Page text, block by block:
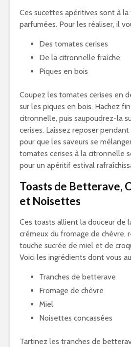
Ces sucettes apéritives sont à
parfumées. Pour les réaliser, il
Des tomates cerises
De la citronnelle fraîche
Piques en bois
Coupez les tomates cerises en
sur les piques en bois. Hachez
citronnelle, puis saupoudrez-la
cerises. Laissez reposer
pour que les saveurs se
tomates cerises à la citronnelle
pour un apéritif estival
Toasts de Betterave,
et Noisettes
Ces toasts allient la douceur de
crémeux du fromage de chèvre,
touche sucrée de miel et de
Voici les ingrédients dont vous
Tranches de betterave
Fromage de chèvre
Miel
Noisettes concassées
Tartinez les tranches de